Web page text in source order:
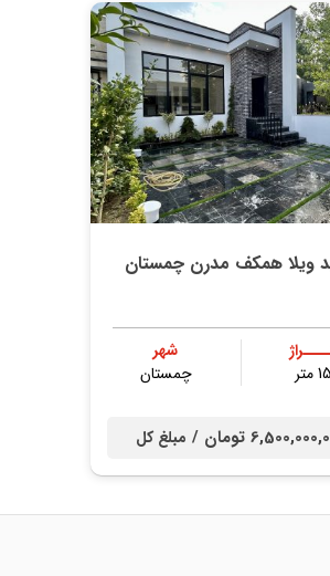
ویلا همکف مدرن چمستان
شهر
چمستان
تومان / مبلغ کل